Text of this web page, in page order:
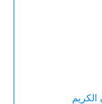
الكريم